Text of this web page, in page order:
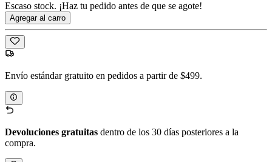
Escaso stock. ¡Haz tu pedido antes de que se agote!
Agregar al carro
Envío estándar gratuito en pedidos a partir de $499.
Devoluciones gratuitas dentro de los 30 días posteriores a la
compra.